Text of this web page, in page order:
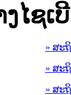
ໄຊເບີ
» ສະ
» ສະ
» ສະ